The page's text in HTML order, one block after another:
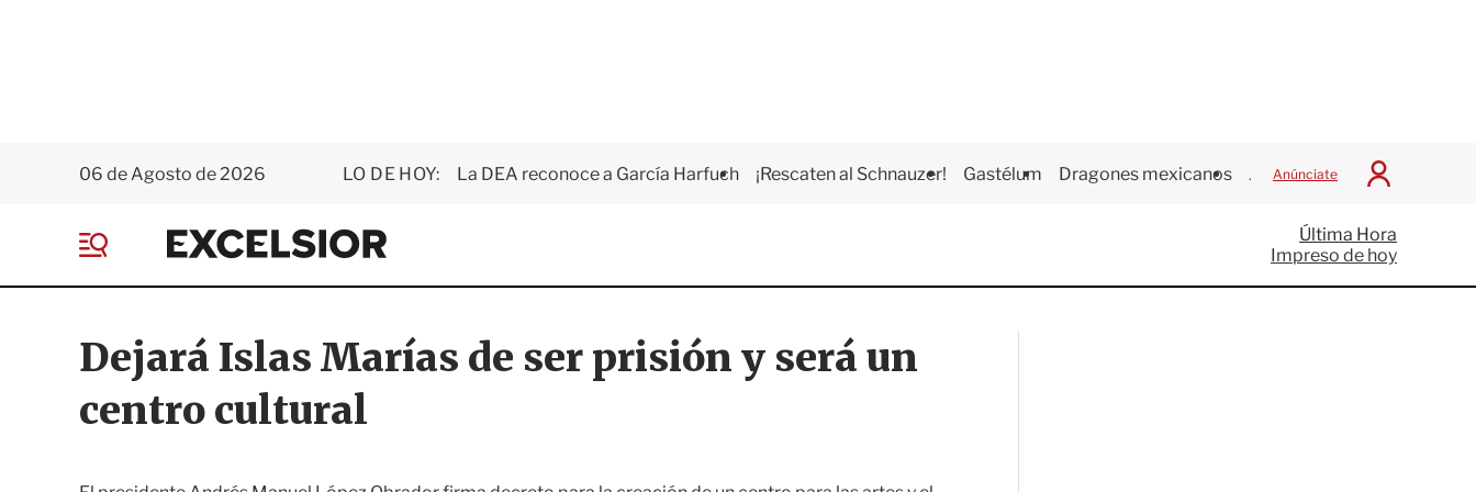
06 de Agosto de 2026 LO DE HOY: La DEA reconoce a García Harfuch ¡Rescaten al Schnauzer! Gastélum Dragones mexicanos Juegos Centroamericanos
Anúnciate
I
c
i
a
E
x
e
i
o
e
Última Hora
Impreso de hoy
Dejará Islas Marías de ser prisión y será un
centro cultural